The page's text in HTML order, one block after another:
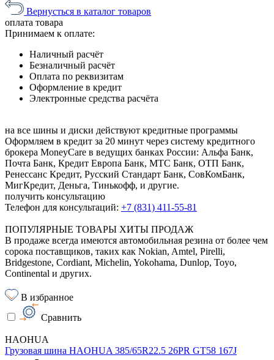
Вернусться в каталог товаров
оплата товара
Принимаем к оплате:
Наличный расчёт
Безналичный расчёт
Оплата по реквизитам
Оформление в кредит
Электронные средства расчёта
на все шины и диски действуют кредитные программы
Оформляем в кредит за 20 минут через систему кредитного
брокера MoneyCare в ведущих банках России: Альфа Банк,
Почта Банк, Кредит Европа Банк, МТС Банк, ОТП Банк,
Ренессанс Кредит, Русский Стандарт Банк, СовКомБанк,
МигКредит, Деньга, Тинькофф, и другие.
получить консультацию
Телефон для консультаций: +7 (831) 411-55-81
ПОПУЛЯРНЫЕ ТОВАРЫ ХИТЫ ПРОДАЖ
В продаже всегда имеются автомобильная резина от более чем
сорока поставщиков, таких как Nokian, Amtel, Pirelli,
Bridgestone, Cordiant, Michelin, Yokohama, Dunlop, Toyo,
Continental и других.
В избранное
Сравнить
HAOHUA
Грузовая шина HAOHUA 385/65R22.5 26PR GT58 167J